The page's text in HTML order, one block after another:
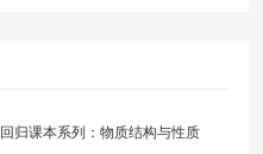
回归课本系列：物质结构与性质